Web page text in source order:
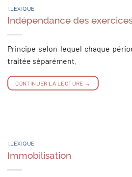
I LEXIQUE
Indépendance des
Principe selon lequel chaque
traitée séparément.
CONTINUER LA LECTURE →
I,LEXIQUE
Immobilisation